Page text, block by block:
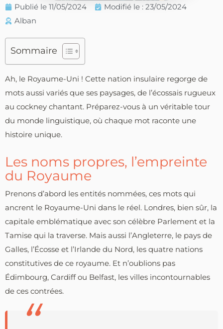
Publié le 11/05/2024
Modifié le : 23/05/2024
Alban
Sommaire
Ah, le Royaume-Uni ! Cette nation insulaire regorge de
mots aussi variés que ses paysages, de l’écossais rugueux
au cockney chantant. Préparez-vous à un véritable tour
du monde linguistique, où chaque mot raconte une
histoire unique.
Les noms propres, l’empreinte
du Royaume
Prenons d’abord les entités nommées, ces mots qui
ancrent le Royaume-Uni dans le réel. Londres, bien sûr, la
capitale emblématique avec son célèbre Parlement et la
Tamise qui la traverse. Mais aussi l’Angleterre, le pays de
Galles, l’Écosse et l’Irlande du Nord, les quatre nations
constitutives de ce royaume. Et n’oublions pas
Édimbourg, Cardiff ou Belfast, les villes incontournables
de ces contrées.